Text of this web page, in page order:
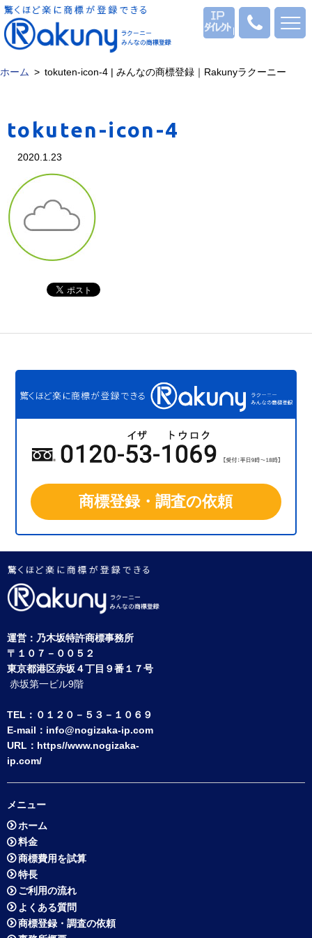
ログイン
53
ホーム tokuten-icon-4 | みんなの商標登録｜Rakunyラクーニー
tokuten-icon-4
2020.1.23
商標登録・調査の依頼
運営： 乃木坂特許商標事務所
〒１０７－００５２
東京都港区赤坂４丁目９番１７号
赤坂第一ビル9階
TEL：０１２０－５３－１０６９
E-mail： info@nogizaka-ip.com
URL： https//www.nogizaka-
ip.com/
メニュー
ホーム
料金
商標費用を試算
特長
ご利用の流れ
よくある質問
商標登録・調査の依頼